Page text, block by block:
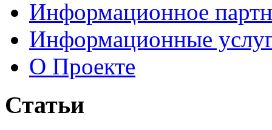
Информационное
Информационные
О Проекте
Статьи